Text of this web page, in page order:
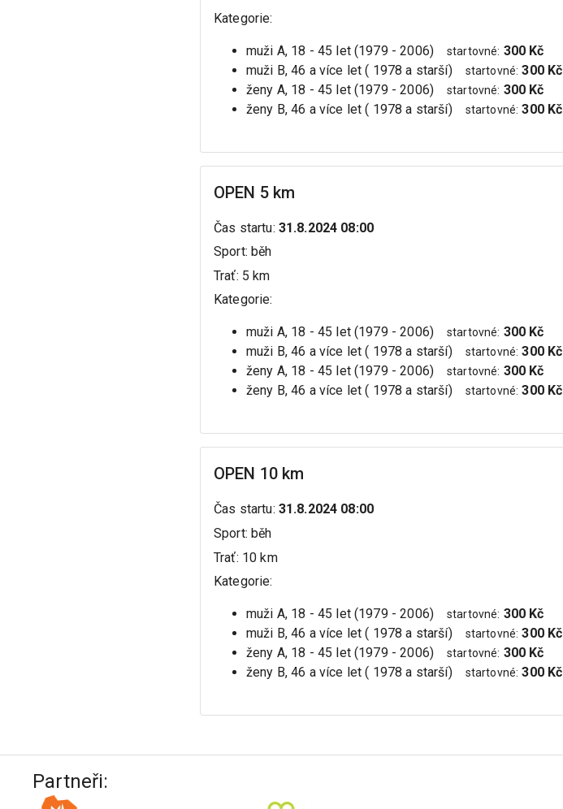
Kategorie:
muži A, 18 - 45 let (1979 - 2006) startovné: 300 Kč
muži B, 46 a více let ( 1978 a starší)
startovné: 300 Kč
ženy A, 18 - 45 let (1979 - 2006)
startovné: 300 Kč
ženy B, 46 a více let ( 1978 a starší)
startovné: 300 Kč
OPEN 5 km
Čas startu: 31.8.2024 08:00
Sport: běh
Trať: 5 km
Kategorie:
muži A, 18 - 45 let (1979 - 2006) startovné: 300 Kč
muži B, 46 a více let ( 1978 a starší)
startovné: 300 Kč
ženy A, 18 - 45 let (1979 - 2006)
startovné: 300 Kč
ženy B, 46 a více let ( 1978 a starší)
startovné: 300 Kč
OPEN 10 km
Čas startu: 31.8.2024 08:00
Sport:běh
Trať: 10 km
Kategorie:
muži A, 18 - 45 let (1979 - 2006) startovné: 300 Kč
muži B, 46 a více let ( 1978 a starší)
startovné: 300 Kč
ženy A, 18 - 45 let (1979 - 2006)
startovné: 300 Kč
ženy B, 46 a více let ( 1978 a starší)
startovné: 300 Kč
Partneři: